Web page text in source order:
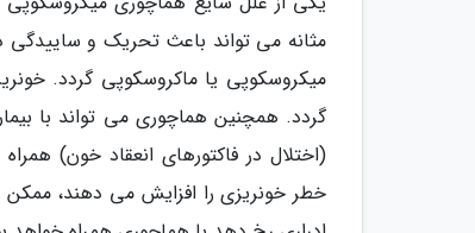
مثانه می تواند باعث تحریک و ساییدگی
میکروسکوپی یا ماکروسکوپی گردد.
گردد. همچنین هماچوری می تواند با
(اختلال در فاکتورهای انعقاد خون)
خطر خونریزی را افزایش می دهند، ممکن